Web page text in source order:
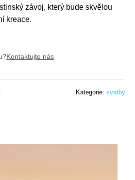
závoj, který bude skvělou
kreace.
Kontaktujte nás
Kategorie: svatby